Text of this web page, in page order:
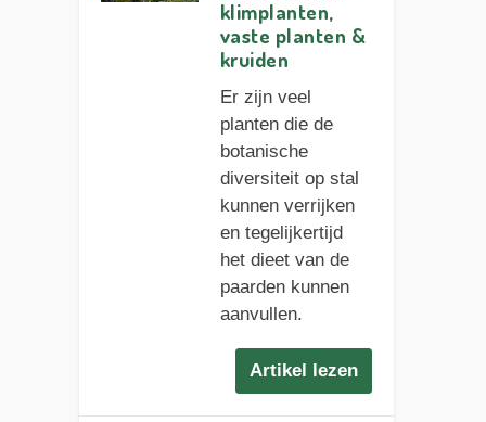
klimplanten,
vaste planten &
kruiden
Er zijn veel
planten die de
botanische
diversiteit op stal
kunnen verrijken
en tegelijkertijd
het dieet van de
paarden kunnen
aanvullen.
Artikel lezen